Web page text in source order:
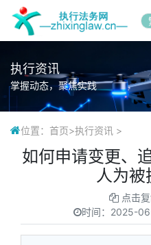
执行资讯
掌握动态，聚焦实践
位置： 首页>执行资讯 >
如何申请变更、
人为被
点击
时间： 2025-